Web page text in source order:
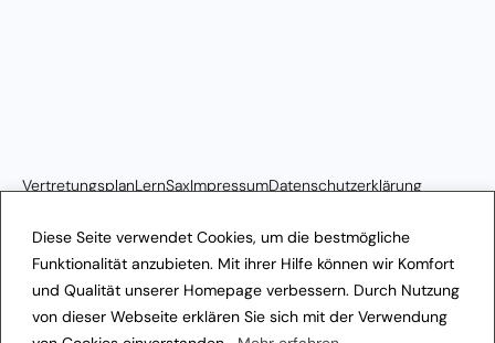
Diese Seite verwendet Cookies, um die bestmögliche
Funktionalität anzubieten. Mit ihrer Hilfe können wir Komfort
und Qualität unserer Homepage verbessern. Durch Nutzung
von dieser Webseite erklären Sie sich mit der Verwendung
VertretungsplanLernSaxImpressumDatenschutzerklärung